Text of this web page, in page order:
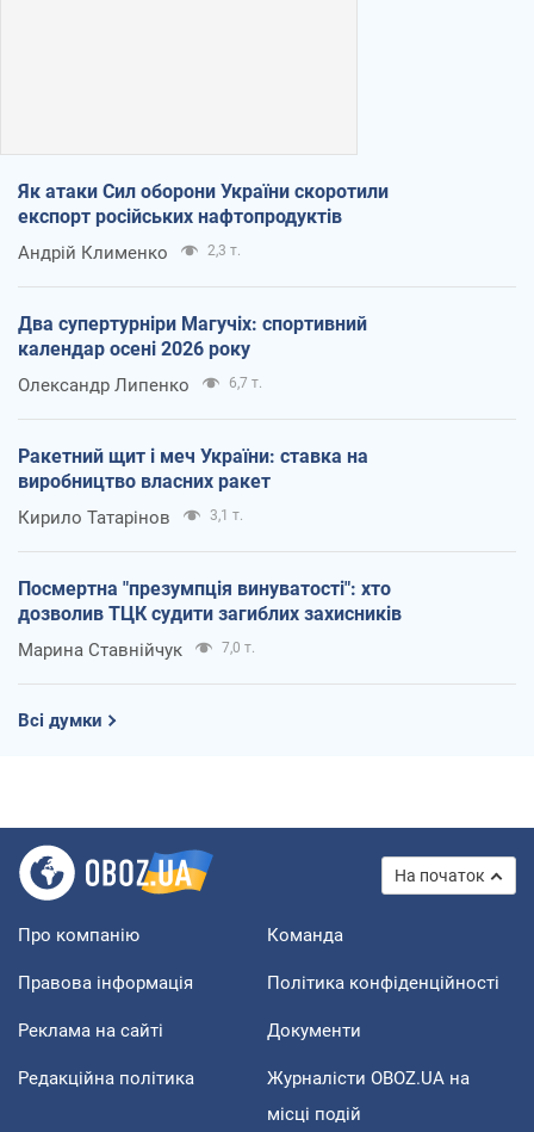
Як атаки Сил оборони України скоротили
експорт російських нафтопродуктів
Андрій Клименко 2,3 т.
Два супертурніри Магучіх: спортивний
календар осені 2026 року
Олександр Липенко 6,7 т.
Ракетний щит і меч України: ставка на
виробництво власних ракет
Кирило Татарінов 3,1 т.
Посмертна "презумпція винуватості": хто
дозволив ТЦК судити загиблих захисників
Марина Ставнійчук 7,0 т.
Всі думки
На початок
Про компанію Команда
Правова інформація Політика конфіденційності
Реклама на сайті Документи
Редакційна політика
Журналісти OBOZ.UA на
місці подій